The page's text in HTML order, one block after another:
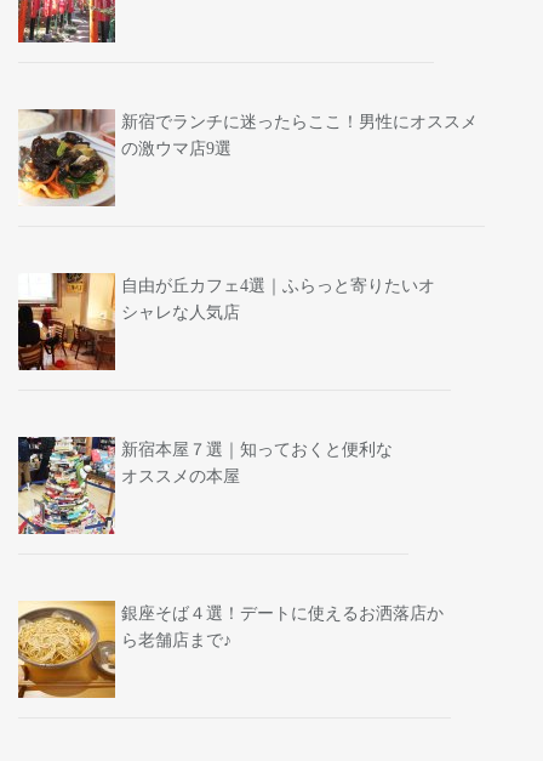
新宿でランチに迷ったらここ！男性にオススメ
の激ウマ店9選
自由が丘カフェ4選｜ふらっと寄りたいオ
シャレな人気店
新宿本屋７選｜知っておくと便利な
オススメの本屋
銀座そば４選！デートに使えるお洒落店か
ら老舗店まで♪